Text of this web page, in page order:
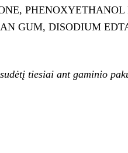
PHENOXYETHANOL
GUM, DISODIUM
tiesiai ant gaminio